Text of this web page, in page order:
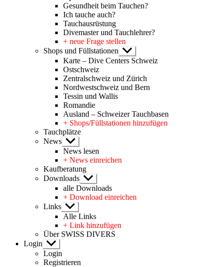
Gesundheit beim Tauchen?
Ich tauche auch?
Tauchausrüstung
Divemaster und Tauchlehrer?
+ neue Frage stellen
Shops und Füllstationen Untermenü
anzeigen
Karte – Dive Centers Schweiz
Ostschweiz
Zentralschweiz und Zürich
Nordwestschweiz und Bern
Tessin und Wallis
Romandie
Ausland – Schweizer Tauchbasen
+ Shops/Füllstationen hinzufügen
Tauchplätze
News Untermenü
anzeigen
News lesen
+ News einreichen
Kaufberatung
Downloads Untermenü
anzeigen
alle Downloads
+ Download einreichen
Links Untermenü
anzeigen
Alle Links
+ Link hinzufügen
Über SWISS DIVERS
Login Untermenü
anzeigen
Login
Registrieren